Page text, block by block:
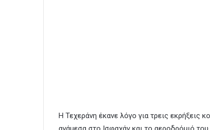
Η Τεχεράνη έκανε λόγο για τρεις εκρήξεις